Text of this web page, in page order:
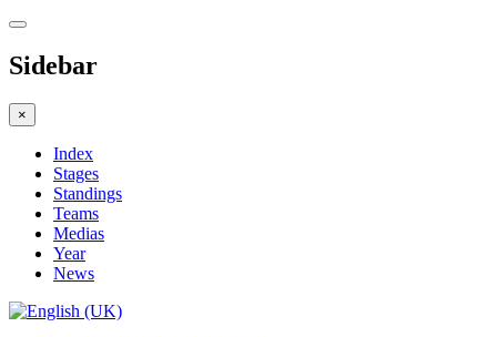
Sidebar
×
Index
Stages
Standings
Teams
Medias
Year
News